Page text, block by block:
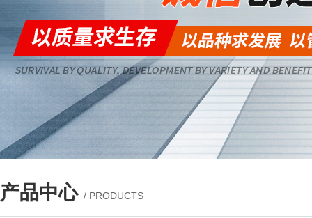
产品中心 / PRODUCTS